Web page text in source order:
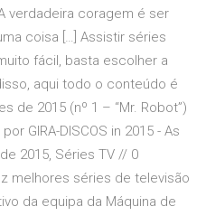
verdadeira coragem é ser
coisa […] Assistir séries
fácil, basta escolher a
aqui todo o conteúdo é
de 2015 (nº 1 – “Mr. Robot”)
GIRA-DISCOS in 2015 - As
2015, Séries TV // 0
melhores séries de televisão
da equipa da Máquina de